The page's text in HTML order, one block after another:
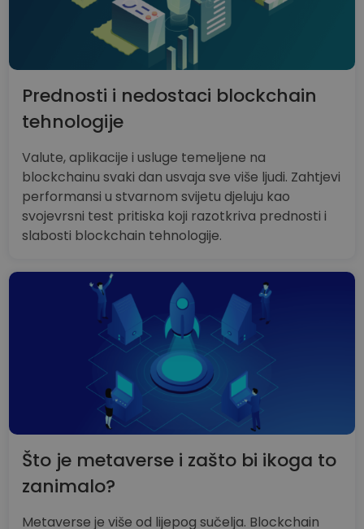
Prednosti i nedostaci blockchain
tehnologije
Valute, aplikacije i usluge temeljene na
blockchainu svaki dan usvaja sve više ljudi. Zahtjevi
performansi u stvarnom svijetu djeluju kao
svojevrsni test pritiska koji razotkriva prednosti i
slabosti blockchain tehnologije.
Što je metaverse i zašto bi ikoga to
zanimalo?
Metaverse je više od lijepog sučelja. Blockchain